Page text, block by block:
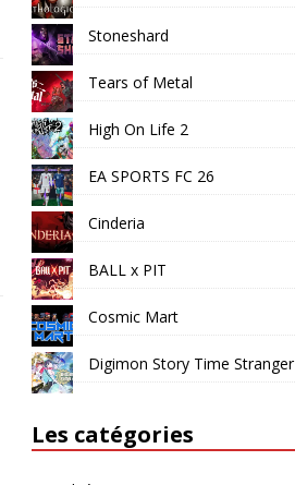
Stoneshard
Tears of Metal
High On Life 2
EA SPORTS FC 26
Cinderia
BALL x PIT
Cosmic Mart
Digimon Story Time Stranger
Les catégories